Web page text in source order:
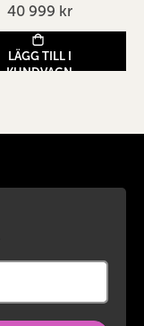
40 999 kr
LÄGG TILL I
KUNDVAGN